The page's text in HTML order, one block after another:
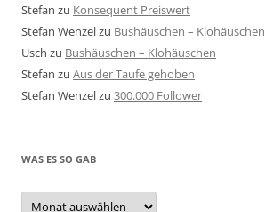
Stefan zu Konsequent Preiswert
Stefan Wenzelzu Bushäuschen – Klohäuschen
Usch zu Bushäuschen – Klohäuschen
Stefan zu Aus der Taufe gehoben
Stefan Wenzelzu 300.000 Follower
WAS ES SO GAB
Was